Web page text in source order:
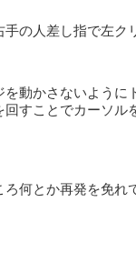
の人差し指で左ク
動かさないように
回すことでカーソル
何とか再発を免れ